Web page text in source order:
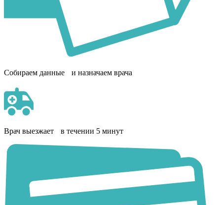
Собираем данные и назначаем врача
Врач выезжает в течении 5 минут